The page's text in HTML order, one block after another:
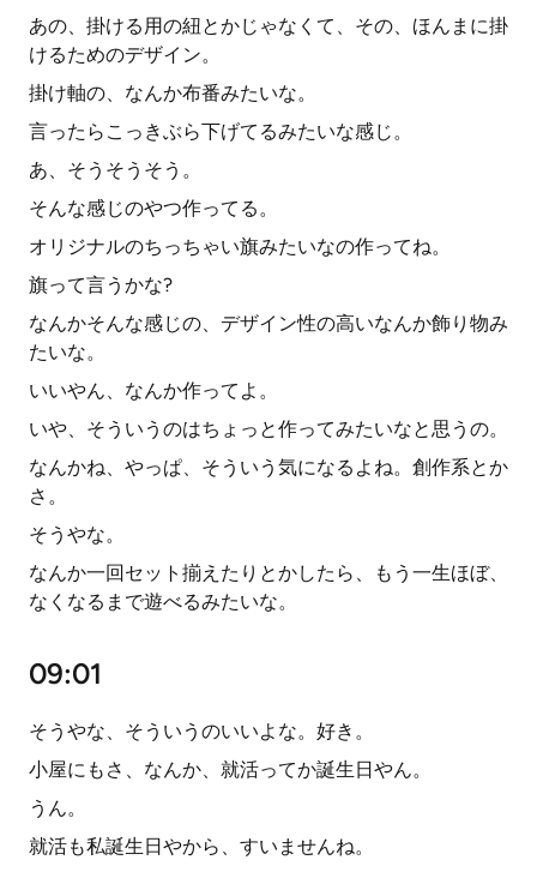
あの、掛ける用の紐とかじゃなくて、その、ほんまに掛
けるためのデザイン。
掛け軸の、なんか布番みたいな。
言ったらこっきぶら下げてるみたいな感じ。
あ、そうそうそう。
そんな感じのやつ作ってる。
オリジナルのちっちゃい旗みたいなの作ってね。
旗って言うかな?
なんかそんな感じの、デザイン性の高いなんか飾り物み
たいな。
いいやん、なんか作ってよ。
いや、そういうのはちょっと作ってみたいなと思うの。
なんかね、やっぱ、そういう気になるよね。創作系とか
さ。
そうやな。
なんか一回セット揃えたりとかしたら、もう一生ほぼ、
なくなるまで遊べるみたいな。
09:01
そうやな、そういうのいいよな。好き。
小屋にもさ、なんか、就活ってか誕生日やん。
うん。
就活も私誕生日やから、すいませんね。